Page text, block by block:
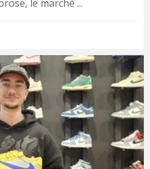
le marché ...